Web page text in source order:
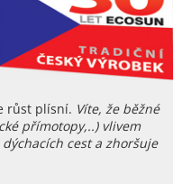
růst plísní. Víte, že běžné
přímotopy,..) vlivem
cest a zhoršuje